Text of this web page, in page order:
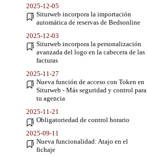
2025-12-05
Siturweb incorpora la importación
automática de reservas de Bedsonline
2025-12-03
Siturweb incorpora la personalización
avanzada del logo en la cabecera de las
facturas
2025-11-27
Nueva función de acceso con Token en
Siturweb - Más seguridad y control para
tu agencia
2025-11-21
Obligatoriedad de control horario
2025-09-11
Nueva funcionalidad: Atajo en el
fichaje